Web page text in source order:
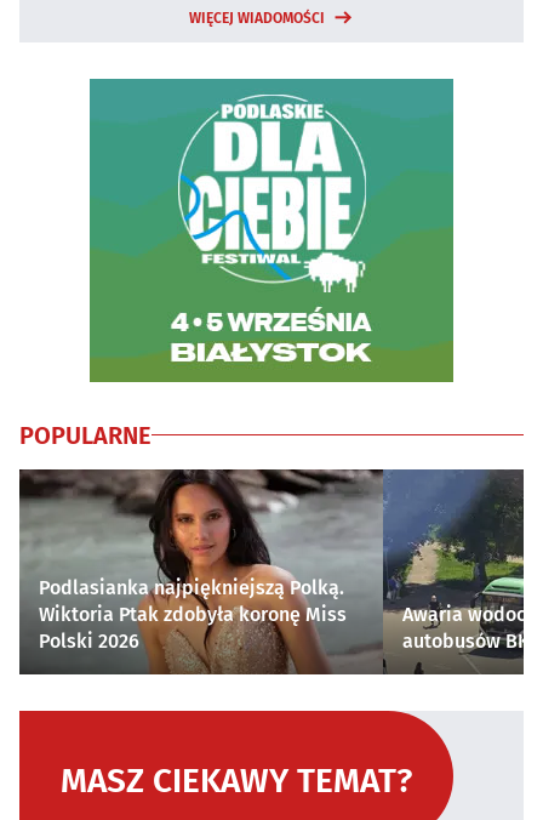
WIĘCEJ WIADOMOŚCI
POPULARNE
Podlasianka najpiękniejszą Polką.
Wiktoria Ptak zdobyła koronę Miss
Polski 2026
Awaria
autobusów
MASZ CIEKAWY TEMAT?